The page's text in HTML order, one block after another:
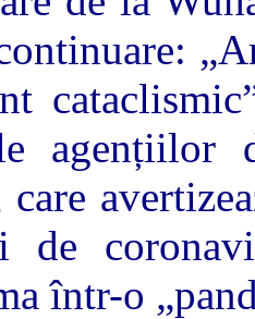
agențiilor
care
de
într-o